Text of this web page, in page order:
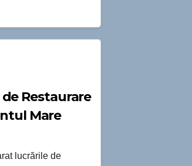
Restaurare
Mare
lucrările de